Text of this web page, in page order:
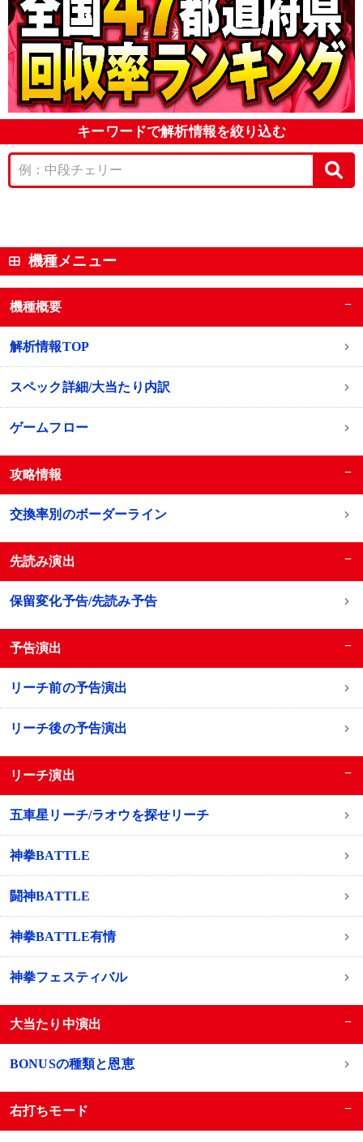
キーワードで解析情報を絞り込む
機種メニュー
機種概要 −
解析情報TOP
スペック詳細/大当たり内訳
ゲームフロー
攻略情報 −
交換率別のボーダーライン
先読み演出 −
保留変化予告/先読み予告
予告演出 −
リーチ前の予告演出
リーチ後の予告演出
リーチ演出 −
五車星リーチ/ラオウを探せリーチ
神拳BATTLE
闘神BATTLE
神拳BATTLE有情
神拳フェスティバル
大当たり中演出 −
BONUSの種類と恩恵
右打ちモード −